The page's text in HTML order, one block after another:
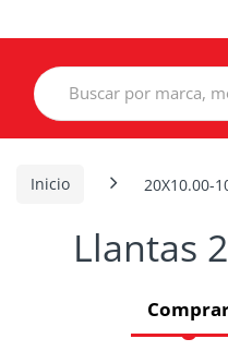
Search
for:
Inicio 20X10.00-
Llantas